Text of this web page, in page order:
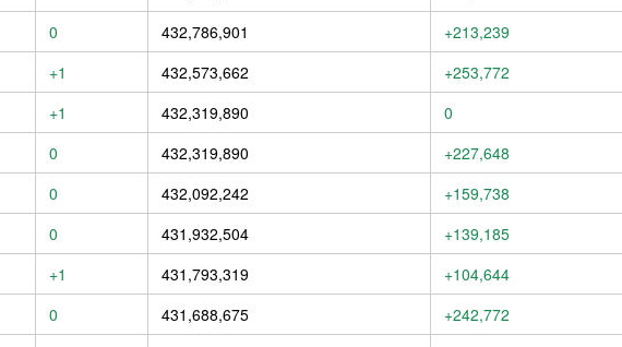
0 432,786,901
+213,239
+1 432,573,662
+253,772
+1 432,319,890
0
0 432,319,890
+227,648
0 432,092,242
+159,738
0 431,932,504
+139,185
+1 431,793,319
+104,644
0 431,688,675
+242,772